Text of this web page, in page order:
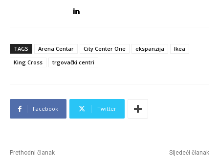
TAGS Arena Centar City Center One ekspanzija
Ikea
King Cross
trgovački centri
Facebook Twitter
Prethodni članak Sljedeći članak